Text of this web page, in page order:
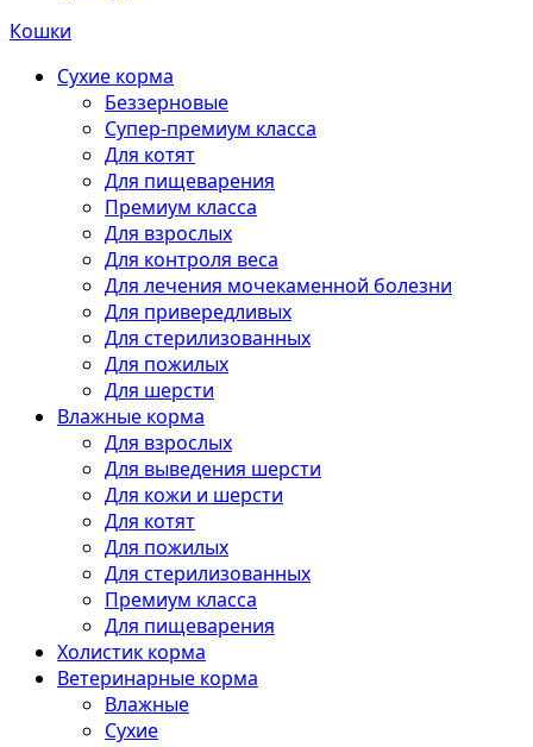
Кошки
Сухие корма
Беззерновые
Супер-премиум класса
Для котят
Для пищеварения
Премиум класса
Для взрослых
Для контроля веса
Для лечения мочекаменной болезни
Для привередливых
Для стерилизованных
Для пожилых
Для шерсти
Влажные корма
Для взрослых
Для выведения шерсти
Для кожи и шерсти
Для котят
Для пожилых
Для стерилизованных
Премиум класса
Для пищеварения
Холистик корма
Ветеринарные корма
Влажные
Сухие